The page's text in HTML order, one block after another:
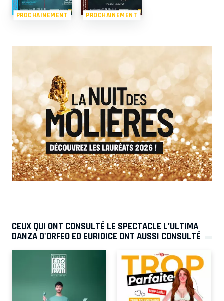
PROCHAINEMENT PROCHAINEMENT
CEUX QUI ONT CONSULTÉ LE SPECTACLE L’ULTIMA
DANZA D'ORFEO ED EURIDICE ONT AUSSI CONSULTÉ